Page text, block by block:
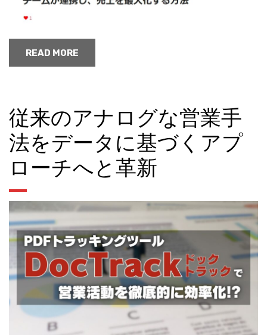
READ MORE
従来のアナログな営業手
法をデータに基づくアプ
ローチへと革新